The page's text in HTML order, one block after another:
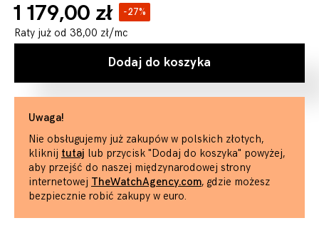
1 179,00 zł -27%
Raty już od 38,00 zł/mc
Dodaj do koszyka
Uwaga!
Nie obsługujemy już zakupów w polskich złotych,
kliknij tutaj lub przycisk "Dodaj do koszyka" powyżej,
aby przejść do naszej międzynarodowej strony
internetowej TheWatchAgency.com, gdzie możesz
bezpiecznie robić zakupy w euro.